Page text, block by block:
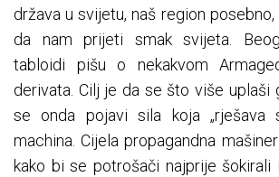
država u svijetu, naš region
da nam prijeti smak svijeta.
tabloidi pišu o nekakvom
derivata. Cilj je da se što više uplaši
se onda pojavi sila koja „rješava
machina. Cijela propagandna
kako bi se potrošači najprije šokirali